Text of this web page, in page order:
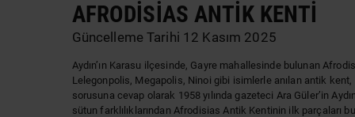
AFRODISIAS ANTIK KENTI
Güncelleme Tarihi 12 Kasım 2025
Aydın’ın Karasu ilçesinde, Gayre mahallesinde bulunan
Lelegonpolis, Megapolis, Ninoi gibi isimlerle anılan antik kent,
sorusuna cevap olarak 1958 yılında gazeteci Ara Güler’in
sütun farklılıklarından Afrodisias Antik Kentinin ilk parçaları